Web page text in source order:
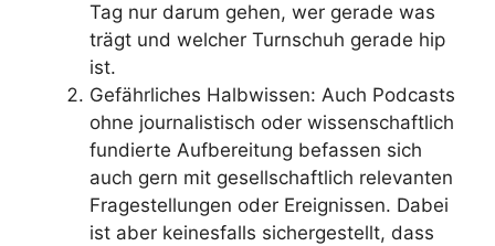
Tag nur darum gehen, wer gerade was
trägt und welcher Turnschuh gerade hip
ist.
Gefährliches Halbwissen: Auch Podcasts
ohne journalistisch oder wissenschaftlich
fundierte Aufbereitung befassen sich
auch gern mit gesellschaftlich relevanten
Fragestellungen oder Ereignissen. Dabei
ist aber keinesfalls sichergestellt, dass